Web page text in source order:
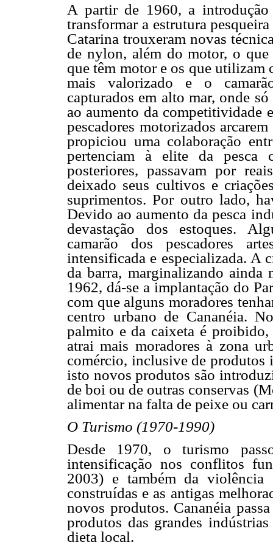
A partir de 1960, a
transformar a estrutura
Catarina trouxeram novas
de nylon, além do motor, o
que têm motor e os que utilizam
mais valorizado e o
capturados em alto mar, onde
ao aumento da competitividade
pescadores motorizados
propiciou uma colaboração
pertenciam à elite da pesca
posteriores, passavam por
deixado seus cultivos e
suprimentos. Por outro lado,
Devido ao aumento da pesca
devastação dos estoques.
camarão dos pescadores
intensificada e especializada. A
da barra, marginalizando ainda
1962, dá-se a implantação do
com que alguns moradores
centro urbano de Cananéia.
palmito e da caixeta é
atrai mais moradores à zona
comércio, inclusive de produtos
isto novos produtos são
de boi ou de outras conservas
alimentar na falta de peixe ou
O Turismo (1970-1990)
Desde 1970, o turismo
intensificação nos conflitos
2003) e também da violência
construídas e as antigas
novos produtos. Cananéia
produtos das grandes
dieta local.